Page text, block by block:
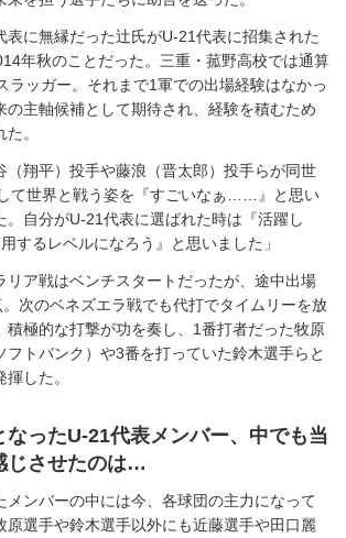
に無縁だった辻氏がU-21代表に招集された
年秋のことだった。三重・菰野高校では通算
ラッガー。それまで1軍での出場経験はなかっ
の主軸候補として期待され、経験を積むため
。
（翔平）投手や藤浪（晋太郎）投手らが同世
て世界と戦う姿を『すごいなぁ……』と思い
。自分がU-21代表に選ばれた時は『活躍し
するレベルになろう』と思いました」
ア戦はベンチスタートだったが、途中出場
次のベネズエラ戦でも代打でタイムリーを放
積極的な打撃が功を奏し、1番打者だった牧原
フトバンク）や3番を打っていた鈴木選手らと
した。
なったU-21代表メンバー、中でも当
じさせたのは…
ンバーの中には今、各球団の主力になって
原選手や鈴木選手以外にも近藤選手や田口麗